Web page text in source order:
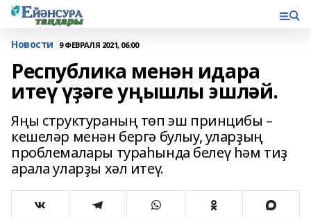
Новости 9 ФЕВРАЛЯ 2021, 06:00
Республика менән идара
итеү үҙәге уңышлы эшләй.
Яңы структураның төп эш принцибы –
кешеләр менән бергә булыу, уларҙың
проблемалары тураһында белеү һәм тиҙ
арала уларҙы хәл итеү.